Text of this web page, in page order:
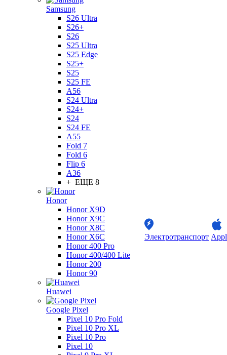
Samsung
S26 Ultra
S26+
S26
S25 Ultra
S25 Edge
S25+
S25
S25 FE
A56
S24 Ultra
S24+
S24
S24 FE
A55
Fold 7
Fold 6
Flip 6
A36
+ ЕЩЕ 8
Honor
Honor X9D
Honor X9C
Honor X8C
Honor X6C
Honor 400 Pro
Honor 400/400 Lite
Honor 200
Honor 90
Huawei
Google Pixel
Pixel 10 Pro Fold
Pixel 10 Pro XL
Pixel 10 Pro
Pixel 10
Электротранспорт